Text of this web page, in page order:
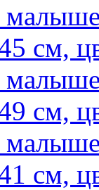
см,
см,
см,